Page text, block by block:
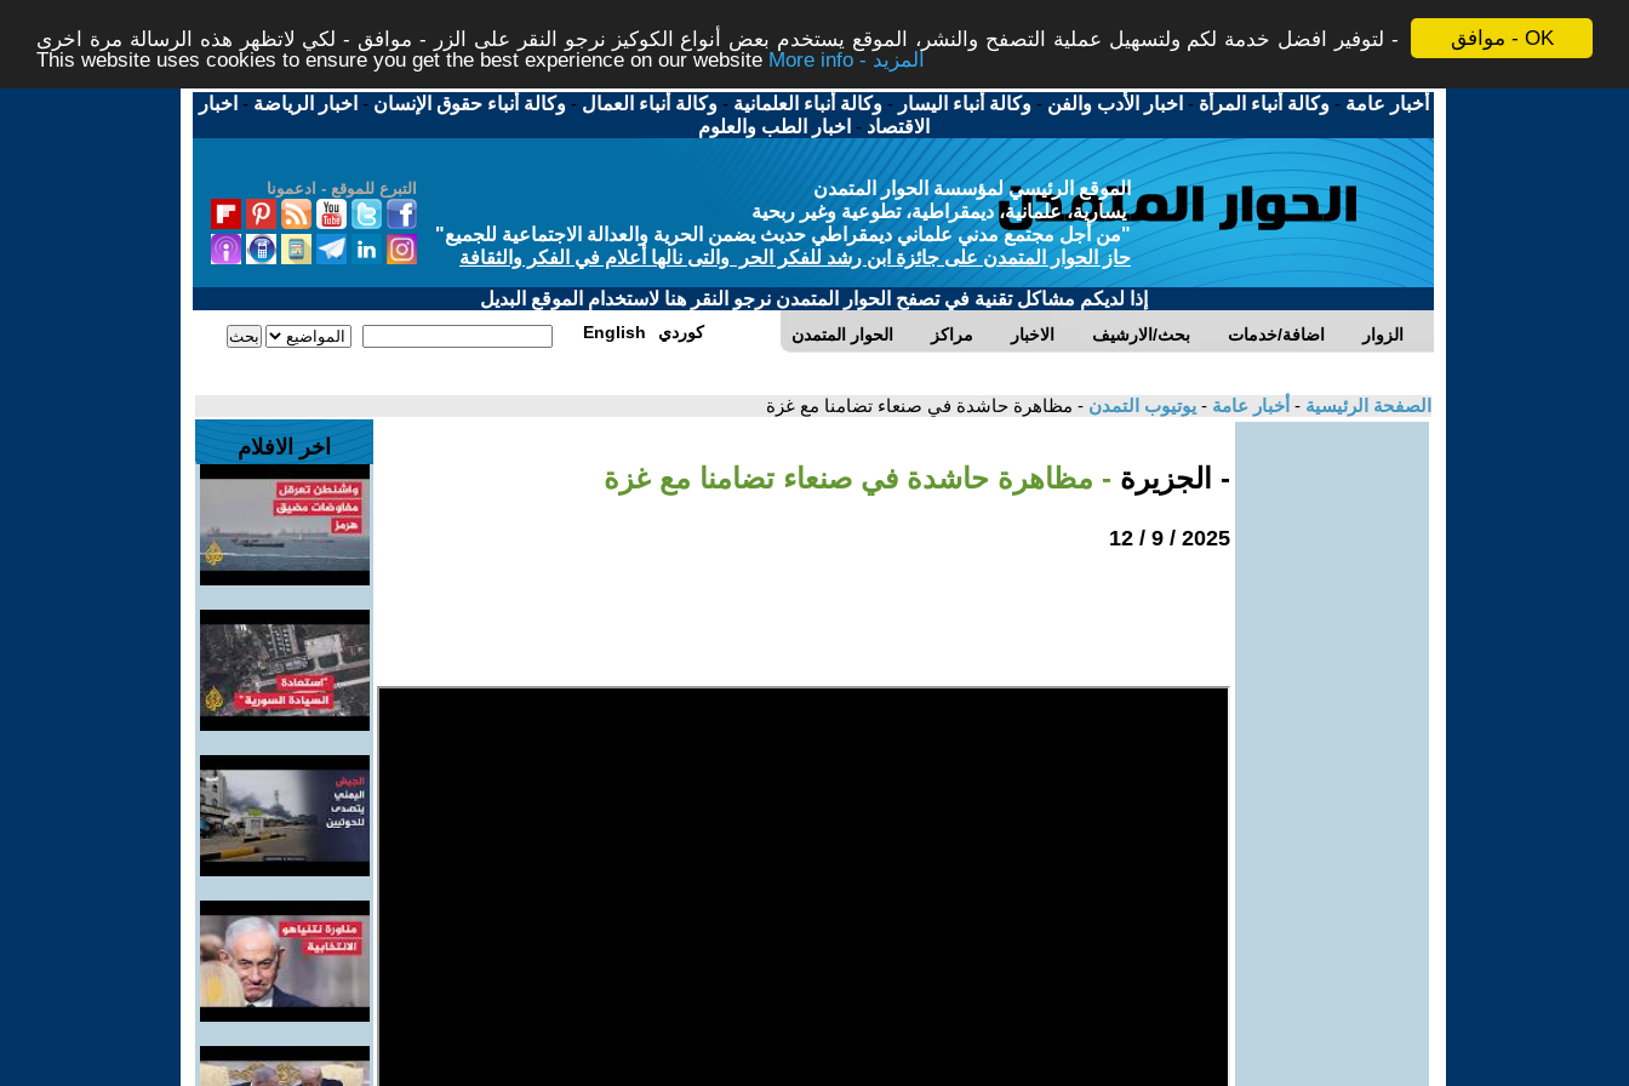
موافق - OK
لتوفير افضل خدمة لكم ولتسهيل عملية التصفح والنشر، الموقع يستخدم بعض أنواع الكوكيز نرجو النقر على الزر - موافق - لكي لاتظهر هذه الرسالة مرة اخرى -
This website uses cookies to ensure you get the best experience on our website
More info - المزيد
أخبار عامة -وكالة أنباء المرأة - اخبار الأدب والفن -وكالة أنباء اليسار -وكالة أنباء العلمانية -وكالة أنباء العمال -وكالة أنباء حقوق الإنسان - اخبار الرياضة - اخبار
الاقتصاد - اخبار الطب والعلوم
التبرع للموقع - ادعمونا
الموقع الرئيسي لمؤسسة الحوار المتمدن
يسارية، علمانية، ديمقراطية، تطوعية وغير ربحية
"من أجل مجتمع مدني علماني ديمقراطي حديث يضمن الحرية والعدالة الاجتماعية للجميع"
حاز الحوار المتمدن على جائزة ابن رشد للفكر الحر والتى نالها أعلام في الفكر والثقافة
إذا لديكم مشاكل تقنية في تصفح الحوار المتمدن نرجو النقر هنا لاستخدام الموقع البديل
الحوار المتمدن مراكز الاخبار بحث/الارشيف اضافة/خدمات الزوار English كوردي
الصفحة الرئيسية - أخبار عامة - يوتيوب التمدن - مظاهرة حاشدة في صنعاء تضامنا مع غزة
- الجزيرة - مظاهرة حاشدة في صنعاء تضامنا مع غزة
2025 / 9 / 12
اخر الافلام